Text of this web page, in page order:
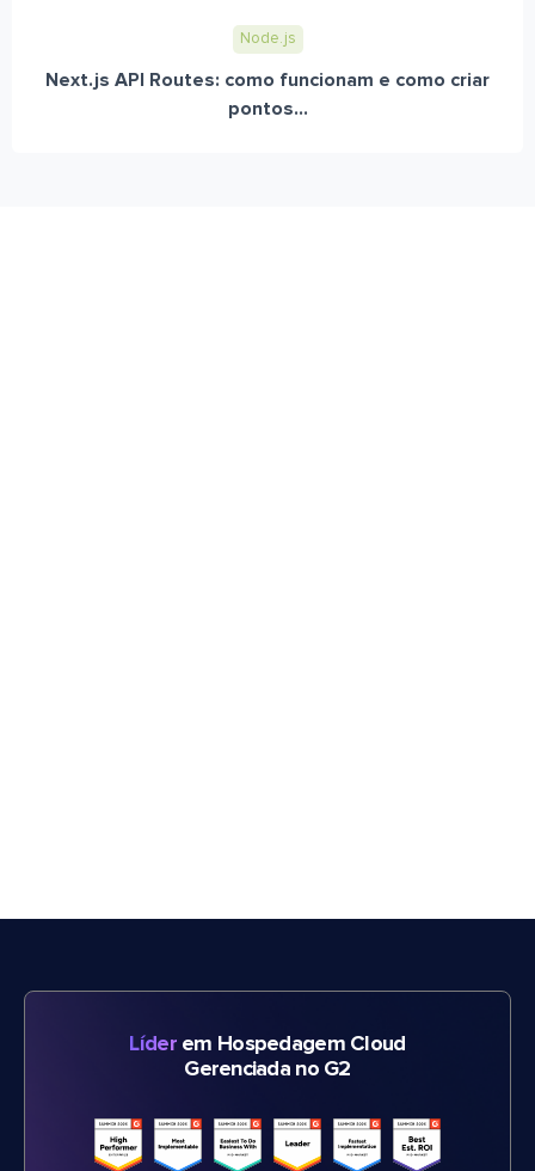
Node.js
Next.js API Routes: como funcionam e como criar
pontos...
Líderem Hospedagem Cloud
Gerenciada no G2